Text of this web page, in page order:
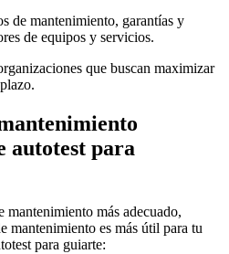
de mantenimiento, garantías y
de equipos y servicios.
que buscan maximizar
autotest para
mantenimiento más adecuado,
mantenimiento es más útil para tu
para guiarte: